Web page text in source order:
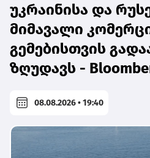
უკრაინისა და
მიმავალი
გემებისთვის
ზღუდავს -
08.08.2026 • 19:40